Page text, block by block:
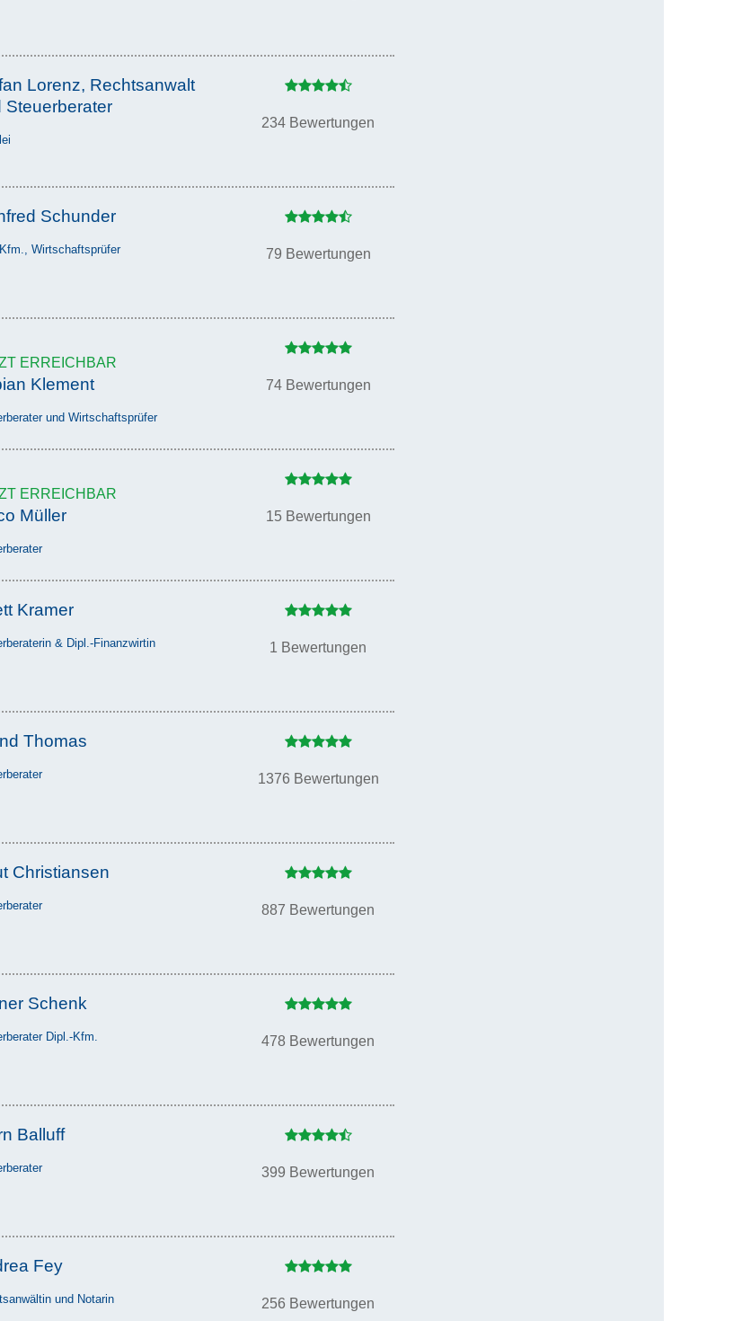
Lorenz, Rechtsanwalt
Steuerberater
234 Bewertungen
Schunder
Wirtschaftsprüfer 79 Bewertungen
ERREICHBAR
Klement
und Wirtschaftsprüfer
74 Bewertungen
ERREICHBAR
Müller 15 Bewertungen
Kramer
& Dipl.-Finanzwirtin 1 Bewertungen
Thomas
1376 Bewertungen
Christiansen
887 Bewertungen
Schenk
Dipl.-Kfm. 478 Bewertungen
Balluff
399 Bewertungen
Fey
und Notarin 256 Bewertungen